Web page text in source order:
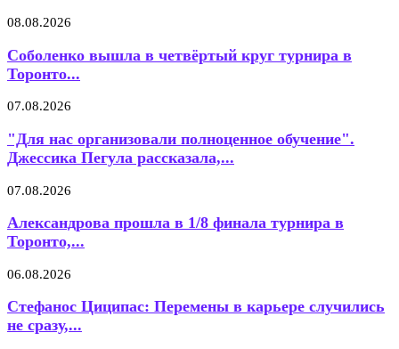
08.08.2026
Соболенко вышла в четвёртый круг турнира в
Торонто...
07.08.2026
"Для нас организовали полноценное обучение".
Джессика Пегула рассказала,...
07.08.2026
Александрова прошла в 1/8 финала турнира в
Торонто,...
06.08.2026
Стефанос Циципас: Перемены в карьере случились
не сразу,...